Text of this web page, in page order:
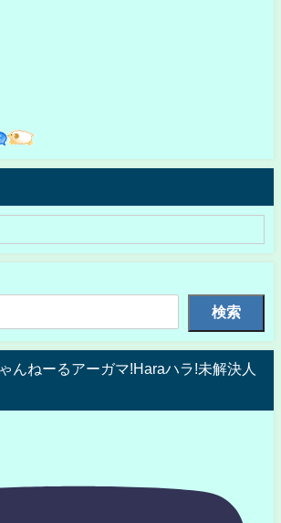
検索
んねーるアーガマ!Haraハラ!未解決人